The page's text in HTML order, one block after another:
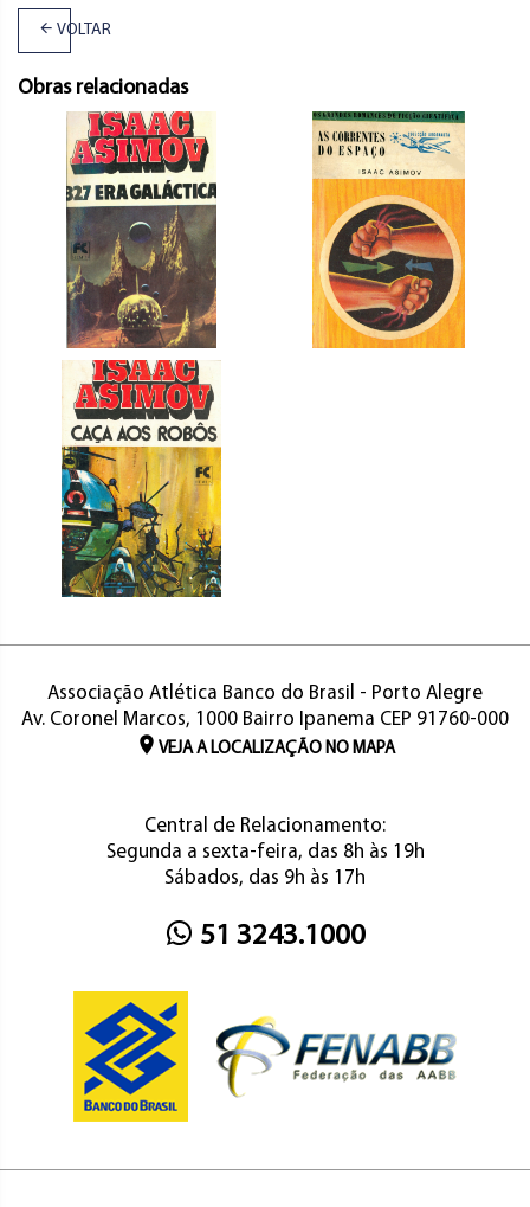
VOLTAR
Obras relacionadas
Associação Atlética Banco do Brasil - Porto Alegre
Av. Coronel Marcos, 1000 Bairro Ipanema CEP 91760-000
VEJA A LOCALIZAÇÃO NO MAPA
Central de Relacionamento:
Segunda a sexta-feira, das 8h às 19h
Sábados, das 9h às 17h
51 3243.1000